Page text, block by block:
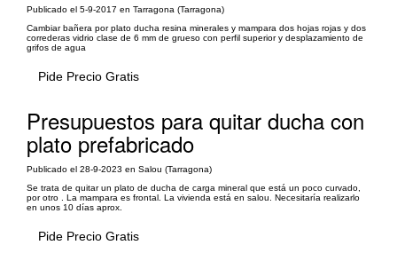
Publicado el 5-9-2017 en Tarragona (Tarragona)
Cambiar bañera por plato ducha resina minerales y mampara dos hojas rojas y dos
correderas vidrio clase de 6 mm de grueso con perfil superior y desplazamiento de
grifos de agua
Pide Precio Gratis
Presupuestos para quitar ducha con
plato prefabricado
Publicado el 28-9-2023 en Salou (Tarragona)
Se trata de quitar un plato de ducha de carga mineral que está un poco curvado,
por otro . La mampara es frontal. La vivienda está en salou. Necesitaría realizarlo
en unos 10 días aprox.
Pide Precio Gratis